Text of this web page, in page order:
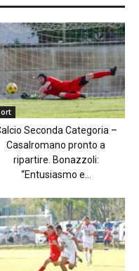
Seconda Categoria –
Casalromano pronto a
ripartire. Bonazzoli:
“Entusiasmo e...